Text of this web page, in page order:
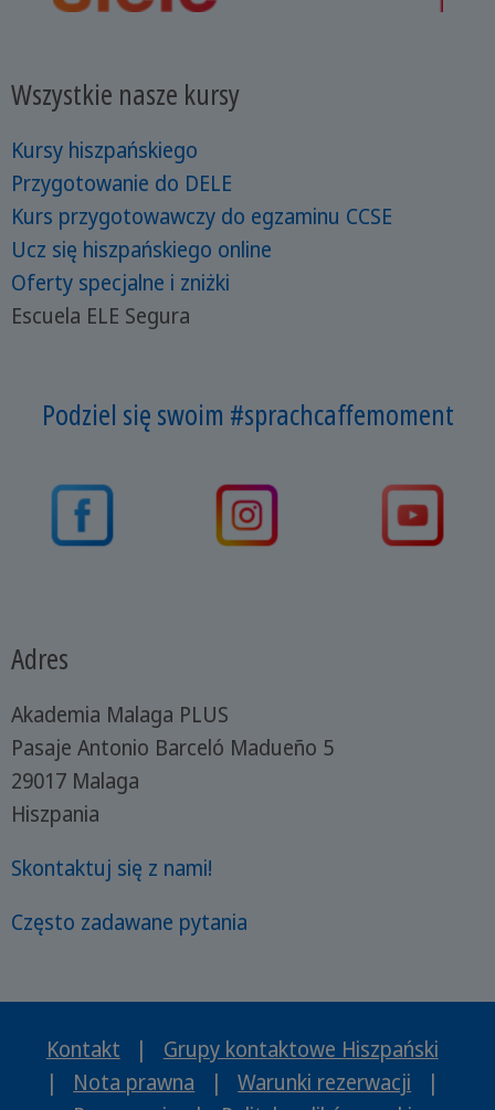
Wszystkie nasze kursy
Kursy hiszpańskiego
Przygotowanie do DELE
Kurs przygotowawczy do egzaminu CCSE
Ucz się hiszpańskiego online
Oferty specjalne i zniżki
Escuela ELE Segura
Podziel się swoim #sprachcaffemoment
Adres
Akademia Malaga PLUS
Pasaje Antonio Barceló Madueño 5
29017 Malaga
Hiszpania
Skontaktuj się z nami!
Często zadawane pytania
Kontakt |
Grupy kontaktowe Hiszpański
|
Nota prawna | Warunki rezerwacji
|